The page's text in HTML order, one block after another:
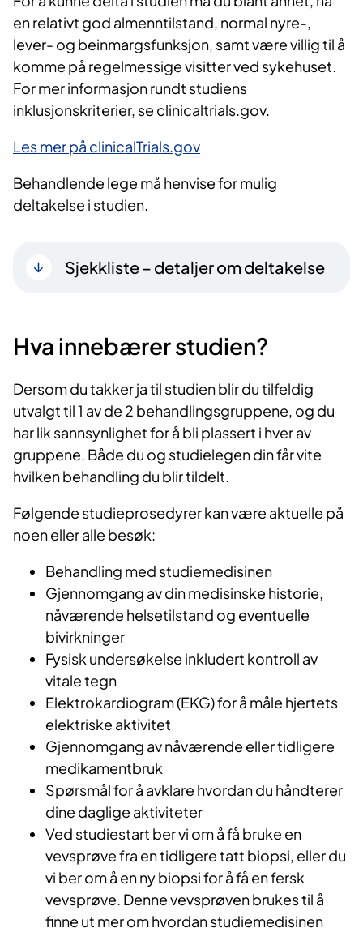
en relativt god almenntilstand, normal nyre-,
lever- og beinmargsfunksjon, samt være villig til å
komme på regelmessige visitter ved sykehuset.
For mer informasjon rundt studiens
inklusjonskriterier, se clinicaltrials.gov.
Les mer på clinicalTrials.gov
Behandlende lege må henvise for mulig
deltakelse i studien.
Sjekkliste – detaljer om deltakelse
Hva innebærer studien?
Dersom du takker ja til studien blir du tilfeldig
utvalgt til 1 av de 2 behandlingsgruppene, og du
har lik sannsynlighet for å bli plassert i hver av
gruppene. Både du og studielegen din får vite
hvilken behandling du blir tildelt.
Følgende studieprosedyrer kan være aktuelle på
noen eller alle besøk:
Behandling med studiemedisinen
Gjennomgang av din medisinske historie,
nåværende helsetilstand og eventuelle
bivirkninger
Fysisk undersøkelse inkludert kontroll av
vitale tegn
Elektrokardiogram (EKG) for å måle hjertets
elektriske aktivitet
Gjennomgang av nåværende eller tidligere
medikamentbruk
Spørsmål for å avklare hvordan du håndterer
dine daglige aktiviteter
Ved studiestart ber vi om å få bruke en
vevsprøve fra en tidligere tatt biopsi, eller du
vi ber om å en ny biopsi for å få en fersk
vevsprøve. Denne vevsprøven brukes til å
finne ut mer om hvordan studiemedisinen